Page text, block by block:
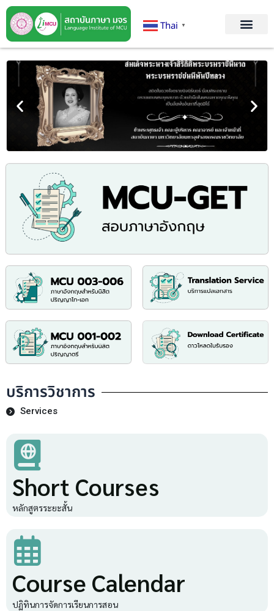
Thai ▼
บริการวิชาการ
Services
Short Courses
หลักสูตรระยะสั้น
Course Calendar
ปฏิทินการจัดการเรียนการสอน